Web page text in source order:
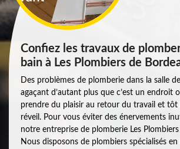
Confiez les travaux de
bain à Les Plombiers de
Des problèmes de plomberie dans la salle
agaçant d’autant plus que c’est un endroit
prendre du plaisir au retour du travail et tôt
réveil. Pour vous éviter des énervements
notre entreprise de plomberie Les
Nous disposons de plombiers spécialisés